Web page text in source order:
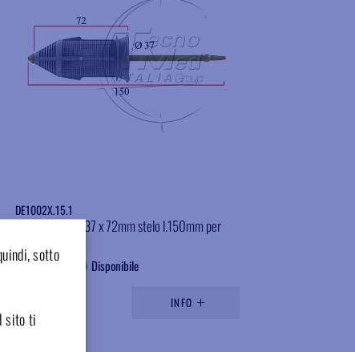
sotto
sito ti
DE1002X.15.1
Filtro ricambio 37 x 72mm stelo l.150mm per
Disponibile
INFO